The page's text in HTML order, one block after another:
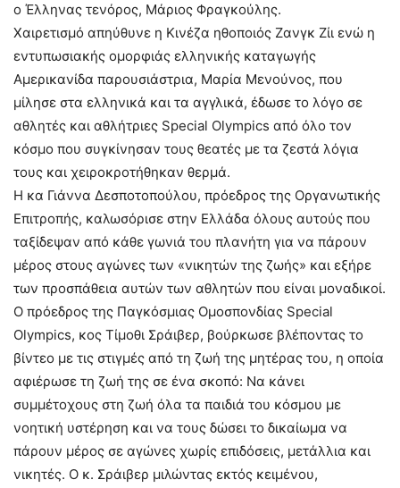
ο Έλληνας τενόρος, Μάριος Φραγκούλης.
Χαιρετισμό απηύθυνε η Κινέζα ηθοποιός Ζανγκ Ζίι ενώ η
εντυπωσιακής ομορφιάς ελληνικής καταγωγής
Αμερικανίδα παρουσιάστρια, Μαρία Μενούνος, που
μίλησε στα ελληνικά και τα αγγλικά, έδωσε το λόγο σε
αθλητές και αθλήτριες Special Olympics από όλο τον
κόσμο που συγκίνησαν τους θεατές με τα ζεστά λόγια
τους και χειροκροτήθηκαν θερμά.
Η κα Γιάννα Δεσποτοπούλου, πρόεδρος της Οργανωτικής
Επιτροπής, καλωσόρισε στην Ελλάδα όλους αυτούς που
ταξίδεψαν από κάθε γωνιά του πλανήτη για να πάρουν
μέρος στους αγώνες των «νικητών της ζωής» και εξήρε
των προσπάθεια αυτών των αθλητών που είναι μοναδικοί.
Ο πρόεδρος της Παγκόσμιας Ομοσπονδίας Special
Olympics, κος Τίμοθι Σράιβερ, βούρκωσε βλέποντας το
βίντεο με τις στιγμές από τη ζωή της μητέρας του, η οποία
αφιέρωσε τη ζωή της σε ένα σκοπό: Να κάνει
συμμέτοχους στη ζωή όλα τα παιδιά του κόσμου με
νοητική υστέρηση και να τους δώσει το δικαίωμα να
πάρουν μέρος σε αγώνες χωρίς επιδόσεις, μετάλλια και
νικητές. Ο κ. Σράιβερ μιλώντας εκτός κειμένου,